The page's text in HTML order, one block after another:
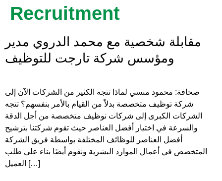
Recruitment
مقابلة شخصية مع محمد الدروي مدير
ومؤسس شركة تارجت للتوظيف
صحافة: محمود منسي لماذا تتجه الكثير من الشركات الآن إلى
شركة توظيف متخصصة بدلاً من القيام بالأمر بنفسهم؟ تتجه
الشركات الكبرى إلى شركات نوظيف متخصصة من أجل الدقة
والسرعة في اختيار أفضل العناصر حيث تقوم شركتنا بترشيح
أفضل العناصر للوظائف المختلفة بواسطة فريق الشركة
المتخصص في أعمال الموارد البشرية ونقوم أيضًا بناء على طلب
العميل […]